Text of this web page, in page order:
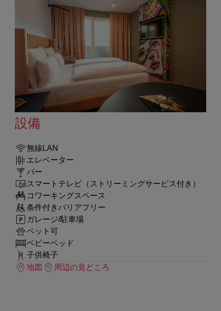
設備
無線LAN
エレベーター
バー
スマートテレビ（ストリーミングサービス付き）
コワーキングスペース
条件付きバリアフリー
ガレージ/駐車場
ペット可
ベビーベッド
子供椅子
地図
周辺の見どころ